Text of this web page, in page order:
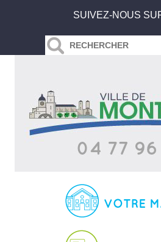
SUIVEZ-NOUS